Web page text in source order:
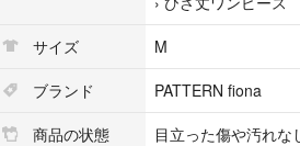
ご理解いただける方のみお願いいたします。
カラー···ブルー
柄···無地
シルエット···フレア
季節···秋冬
サイズ
M
ブランド
PATTERN fiona
商品の状態
目立った傷や汚れな